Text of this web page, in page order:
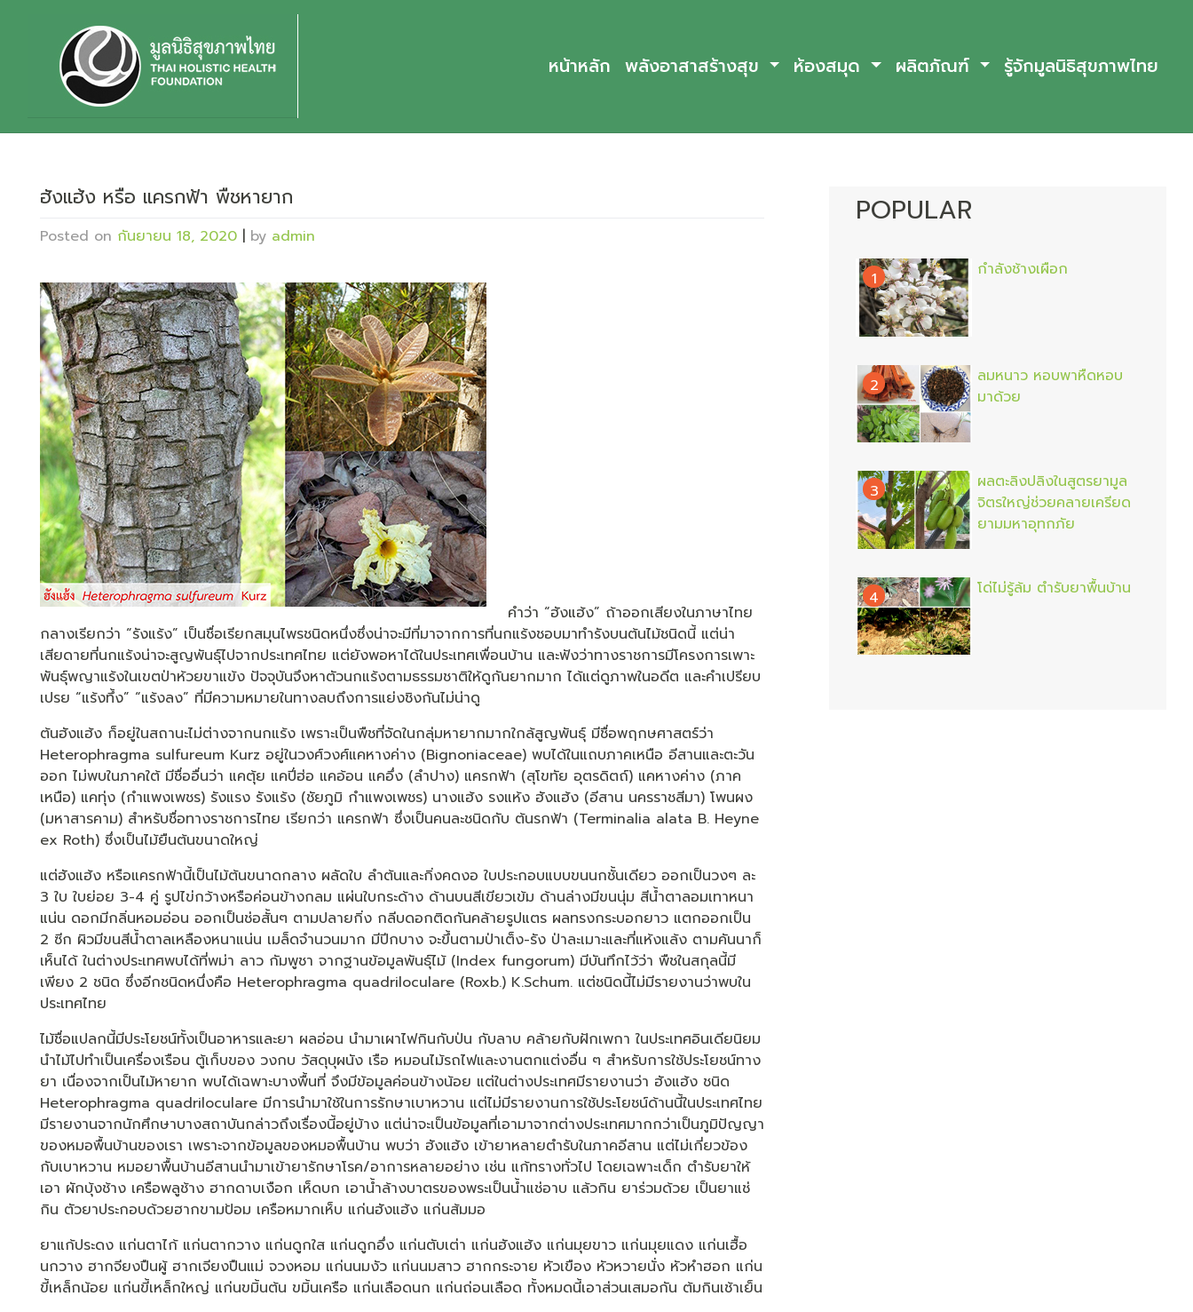
หน้าหลัก พลังอาสาสร้างสุข ห้องสมุด ผลิตภัณฑ์ รู้จักมูลนิธิสุขภาพไทย
ฮังแฮ้ง หรือ แครกฟ้า พืชหายาก
Posted on กันยายน 18, 2020 | by admin
คำว่า “ฮังแฮ้ง” ถ้าออกเสียงในภาษาไทย
กลางเรียกว่า “รังแร้ง” เป็นชื่อเรียกสมุนไพรชนิดหนึ่งซึ่งน่าจะมีที่มาจากการที่นกแร้งชอบมาทำรังบนต้นไม้ชนิดนี้ แต่น่า
เสียดายที่นกแร้งน่าจะสูญพันธุ์ไปจากประเทศไทย แต่ยังพอหาได้ในประเทศเพื่อนบ้าน และฟังว่าทางราชการมีโครงการเพาะ
พันธุ์พญาแร้งในเขตป่าห้วยขาแข้ง ปัจจุบันจึงหาตัวนกแร้งตามธรรมชาติให้ดูกันยากมาก ได้แต่ดูภาพในอดีต และคำเปรียบ
เปรย “แร้งทึ้ง” “แร้งลง” ที่มีความหมายในทางลบถึงการแย่งชิงกันไม่น่าดู
ต้นฮังแฮ้ง ก็อยู่ในสถานะไม่ต่างจากนกแร้ง เพราะเป็นพืชที่จัดในกลุ่มหายากมากใกล้สูญพันธุ์ มีชื่อพฤกษศาสตร์ว่า
Heterophragma sulfureum Kurz อยู่ในวงศ์วงศ์แคหางค่าง (Bignoniaceae) พบได้ในแถบภาคเหนือ อีสานและตะวัน
ออก ไม่พบในภาคใต้ มีชื่ออื่นว่า แคตุ้ย แคปี่ฮ่อ แคอ้อน แคอึ่ง (ลำปาง) แครกฟ้า (สุโขทัย อุตรดิตถ์) แคหางค่าง (ภาค
เหนือ) แคทุ่ง (กำแพงเพชร) รังแรง รังแร้ง (ชัยภูมิ กำแพงเพชร) นางแฮ้ง รงแห้ง ฮังแฮ้ง (อีสาน นครราชสีมา) โพนผง
(มหาสารคาม) สำหรับชื่อทางราชการไทย เรียกว่า แครกฟ้า ซึ่งเป็นคนละชนิดกับ ต้นรกฟ้า (Terminalia alata B. Heyne
ex Roth) ซึ่งเป็นไม้ยืนต้นขนาดใหญ่
แต่ฮังแฮ้ง หรือแครกฟ้านี้เป็นไม้ต้นขนาดกลาง ผลัดใบ ลำต้นและกิ่งคดงอ ใบประกอบแบบขนนกชั้นเดียว ออกเป็นวงๆ ละ
3 ใบ ใบย่อย 3-4 คู่ รูปไข่กว้างหรือค่อนข้างกลม แผ่นใบกระด้าง ด้านบนสีเขียวเข้ม ด้านล่างมีขนนุ่ม สีน้ำตาลอมเทาหนา
แน่น ดอกมีกลิ่นหอมอ่อน ออกเป็นช่อสั้นๆ ตามปลายกิ่ง กลีบดอกติดกันคล้ายรูปแตร ผลทรงกระบอกยาว แตกออกเป็น
2 ซีก ผิวมีขนสีน้ำตาลเหลืองหนาแน่น เมล็ดจำนวนมาก มีปีกบาง จะขึ้นตามป่าเต็ง-รัง ป่าละเมาะและที่แห้งแล้ง ตามคันนาก็
เห็นได้ ในต่างประเทศพบได้ที่พม่า ลาว กัมพูชา จากฐานข้อมูลพันธุ์ไม้ (Index fungorum) มีบันทึกไว้ว่า พืชในสกุลนี้มี
เพียง 2 ชนิด ซึ่งอีกชนิดหนึ่งคือ Heterophragma quadriloculare (Roxb.) K.Schum. แต่ชนิดนี้ไม่มีรายงานว่าพบใน
ประเทศไทย
ไม้ชื่อแปลกนี้มีประโยชน์ทั้งเป็นอาหารและยา ผลอ่อน นำมาเผาไฟกินกับป่น กับลาบ คล้ายกับฝักเพกา ในประเทศอินเดียนิยม
นำไม้ไปทำเป็นเครื่องเรือน ตู้เก็บของ วงกบ วัสดุบุผนัง เรือ หมอนไม้รถไฟและงานตกแต่งอื่น ๆ สำหรับการใช้ประโยชน์ทาง
ยา เนื่องจากเป็นไม้หายาก พบได้เฉพาะบางพื้นที่ จึงมีข้อมูลค่อนข้างน้อย แต่ในต่างประเทศมีรายงานว่า ฮังแฮ้ง ชนิด
Heterophragma quadriloculare มีการนำมาใช้ในการรักษาเบาหวาน แต่ไม่มีรายงานการใช้ประโยชน์ด้านนี้ในประเทศไทย
มีรายงานจากนักศึกษาบางสถาบันกล่าวถึงเรื่องนี้อยู่บ้าง แต่น่าจะเป็นข้อมูลที่เอามาจากต่างประเทศมากกว่าเป็นภูมิปัญญา
ของหมอพื้นบ้านของเรา เพราะจากข้อมูลของหมอพื้นบ้าน พบว่า ฮังแฮ้ง เข้ายาหลายตำรับในภาคอีสาน แต่ไม่เกี่ยวข้อง
กับเบาหวาน หมอยาพื้นบ้านอีสานนำมาเข้ายารักษาโรค/อาการหลายอย่าง เช่น แก้ทรางทั่วไป โดยเฉพาะเด็ก ตำรับยาให้
เอา ผักบุ้งช้าง เครือพลูช้าง ฮากดาบเงือก เห็ดบก เอาน้ำล้างบาตรของพระเป็นน้ำแช่อาบ แล้วกิน ยาร่วมด้วย เป็นยาแช่
กิน ตัวยาประกอบด้วยฮากขามป้อม เครือหมากเห็บ แก่นฮังแฮ้ง แก่นส้มมอ
ยาแก้ประดง แก่นตาไก้ แก่นตากวาง แก่นดูกใส แก่นดูกอึ่ง แก่นตับเต่า แก่นฮังแฮ้ง แก่นมุยขาว แก่นมุยแดง แก่นเฮื้อ
นกวาง ฮากจียงปืนผู้ ฮากเจียงปืนแม่ จวงหอม แก่นนมงัว แก่นนมสาว ฮากกระจาย หัวเขือง หัวหวายนั่ง หัวหำฮอก แก่น
ขี้เหล็กน้อย แก่นขี้เหล็กใหญ่ แก่นขมิ้นต้น ขมิ้นเครือ แก่นเลือดนก แก่นถ่อนเลือด ทั้งหมดนี้เอาส่วนเสมอกัน ต้มกินเช้าเย็น
POPULAR
1 กำลังช้างเผือก
2
ลมหนาว หอบพาหืดหอบ
มาด้วย
3
ผลตะลิงปลิงในสูตรยามูล
จิตรใหญ่ช่วยคลายเครียด
ยามมหาอุทกภัย
4 โด่ไม่รู้ล้ม ตำรับยาพื้นบ้าน